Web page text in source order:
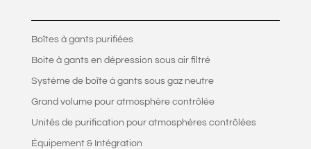
Boîtes à gants purifiées
Boite à gants en dépression sous air filtré
Système de boîte à gants sous gaz neutre
Grand volume pour atmosphère contrôlée
Unités de purification pour atmosphères contrôlées
Équipement & Intégration